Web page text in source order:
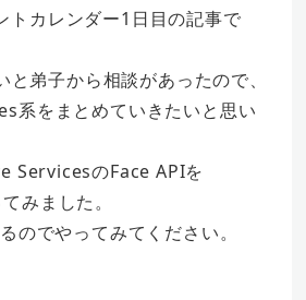
トカレンダー1日目の記事で
弟子から相談があったので、
系をまとめていきたいと思い
ServicesのFace APIを
みました。
のでやってみてください。